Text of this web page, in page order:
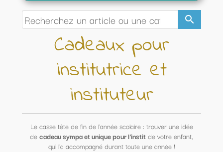
search
Cadeaux pour
institutrice et
instituteur
Le casse tête de fin de l'année scolaire : trouver une idée
decadeau sympa et unique pour l'institde votre enfant,
qui l'a accompagné durant toute une année !